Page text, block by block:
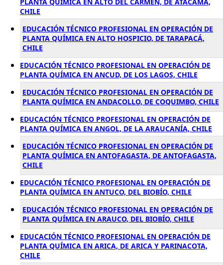
CHILE
EDUCACIÓN TÉCNICO PROFESIONAL EN OPERACIÓN DE
PLANTA QUÍMICA EN ALTO HOSPICIO, DE TARAPACÁ,
CHILE
EDUCACIÓN TÉCNICO PROFESIONAL EN OPERACIÓN DE
PLANTA QUÍMICA EN ANCUD, DE LOS LAGOS, CHILE
EDUCACIÓN TÉCNICO PROFESIONAL EN OPERACIÓN DE
PLANTA QUÍMICA EN ANDACOLLO, DE COQUIMBO, CHILE
EDUCACIÓN TÉCNICO PROFESIONAL EN OPERACIÓN DE
PLANTA QUÍMICA EN ANGOL, DE LA ARAUCANÍA, CHILE
EDUCACIÓN TÉCNICO PROFESIONAL EN OPERACIÓN DE
PLANTA QUÍMICA EN ANTOFAGASTA, DE ANTOFAGASTA,
CHILE
EDUCACIÓN TÉCNICO PROFESIONAL EN OPERACIÓN DE
PLANTA QUÍMICA EN ANTUCO, DEL BIOBÍO, CHILE
EDUCACIÓN TÉCNICO PROFESIONAL EN OPERACIÓN DE
PLANTA QUÍMICA EN ARAUCO, DEL BIOBÍO, CHILE
EDUCACIÓN TÉCNICO PROFESIONAL EN OPERACIÓN DE
PLANTA QUÍMICA EN ARICA, DE ARICA Y PARINACOTA,
CHILE